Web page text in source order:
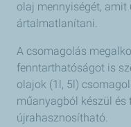
olaj mennyiségét, amit
ártalmatlanítani.
A csomagolás
fenntarthatóságot is
olajok (1l, 5l)
műanyagból készül és
újrahasznosítható.